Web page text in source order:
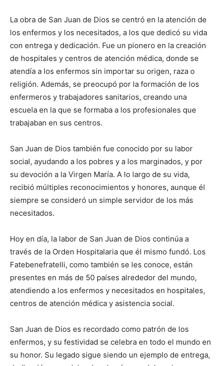
La obra de San Juan de Dios se centró en la atención de
los enfermos y los necesitados, a los que dedicó su vida
con entrega y dedicación. Fue un pionero en la creación
de hospitales y centros de atención médica, donde se
atendía a los enfermos sin importar su origen, raza o
religión. Además, se preocupó por la formación de los
enfermeros y trabajadores sanitarios, creando una
escuela en la que se formaba a los profesionales que
trabajaban en sus centros.
San Juan de Dios también fue conocido por su labor
social, ayudando a los pobres y a los marginados, y por
su devoción a la Virgen María. A lo largo de su vida,
recibió múltiples reconocimientos y honores, aunque él
siempre se consideró un simple servidor de los más
necesitados.
Hoy en día, la labor de San Juan de Dios continúa a
través de la Orden Hospitalaria que él mismo fundó. Los
Fatebenefratelli, como también se les conoce, están
presentes en más de 50 países alrededor del mundo,
atendiendo a los enfermos y necesitados en hospitales,
centros de atención médica y asistencia social.
San Juan de Dios es recordado como patrón de los
enfermos, y su festividad se celebra en todo el mundo en
su honor. Su legado sigue siendo un ejemplo de entrega,